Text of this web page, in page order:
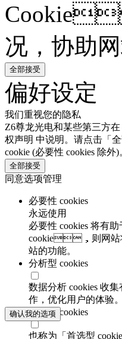
Cookie
况，协
全部接受
偏好设定
我们重视您的隐私
Z6尊龙光电和某些第三方在
权声明 中说明。请点击「
cookie (必要性 cookies 除外)
全部接受
同意选项管理
必要性 cookies
永远使用
必要性 cookies 将有助
cookie，则网站
站的功能。
分析型 cookies
数据分析 cookies 收集
作，优化用户的体验。
功能性 cookies
也称为「首选型
确认我的选项